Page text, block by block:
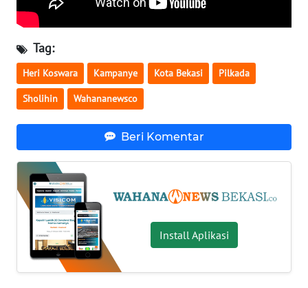
Tag:
Heri Koswara Kampanye Kota Bekasi Pilkada
Sholihin Wahananewsco
Beri Komentar
Install Aplikasi
WN
GORONTALO
WN
SULUT
WN
MALUT
WN
DAIRI